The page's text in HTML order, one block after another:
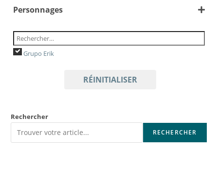
Le Roi Lion
Personnages
Simba
Grupo Erik
RÉINITIALISER
Rechercher
RECHERCHER